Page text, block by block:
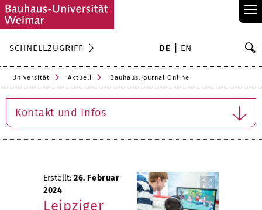
≡
SCHNELLZUGRIFF DE EN
Universität Aktuell Bauhaus.Journal Online
Kontakt und Infos
Erstellt: 26. Februar
2024
Leipziger